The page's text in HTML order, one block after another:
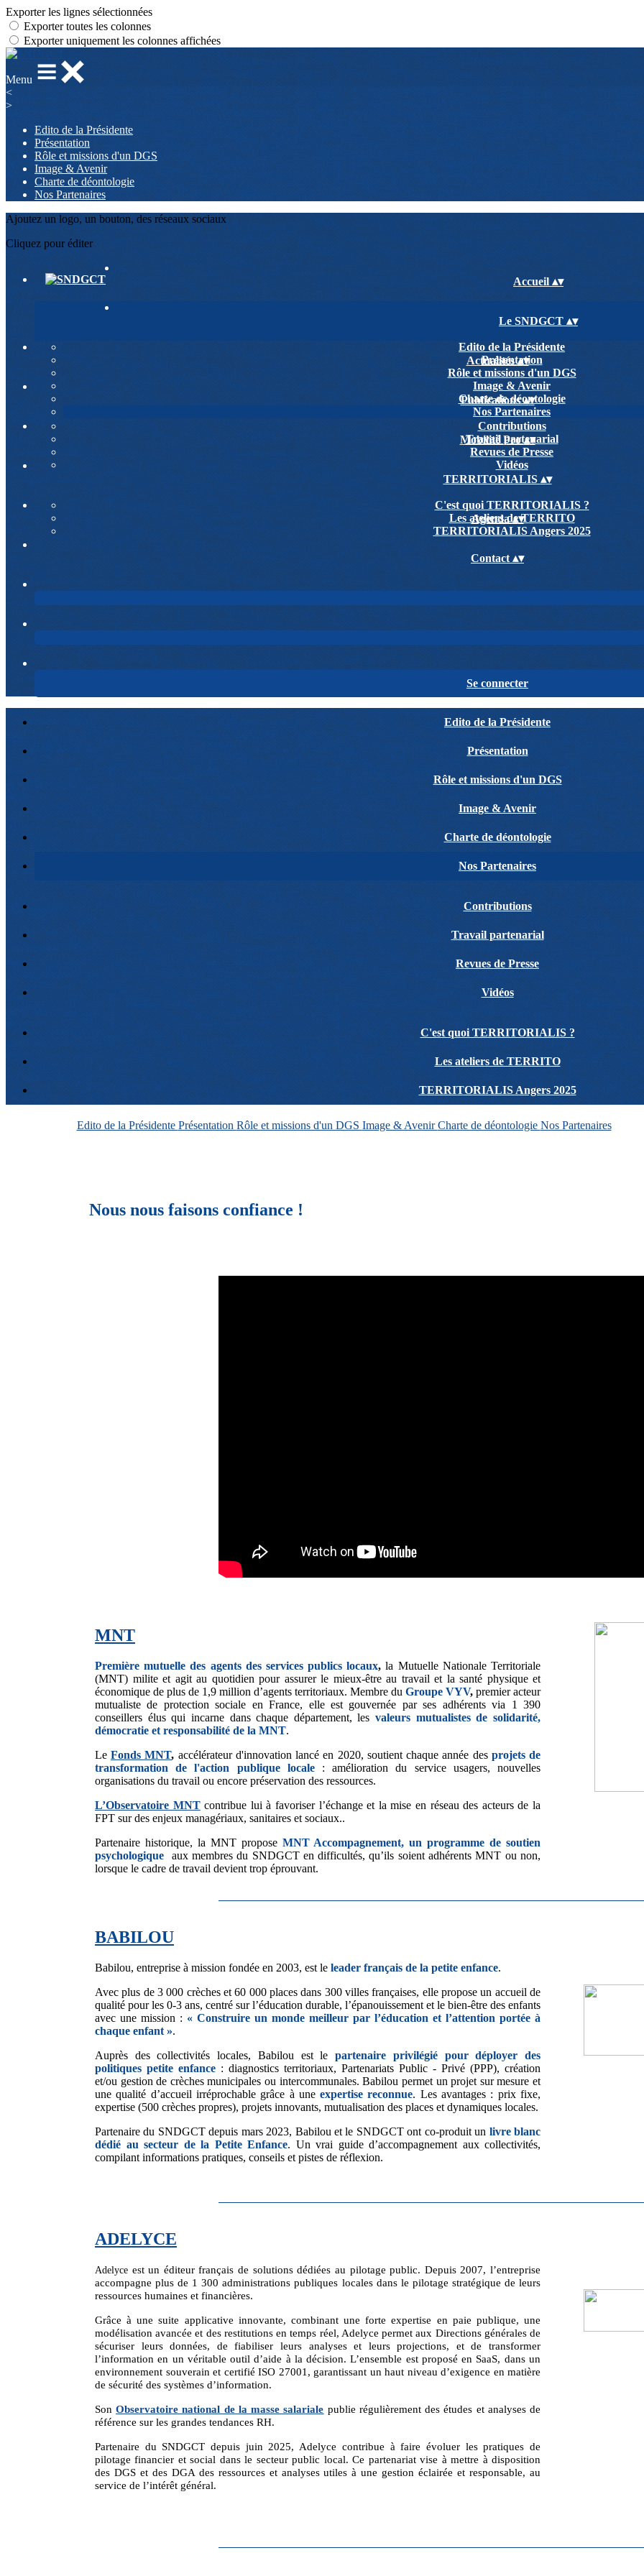
Exporter les lignes sélectionnées
Exporter toutes les colonnes
Exporter uniquement les colonnes affichées
Menu
<
>
Edito de la Présidente
Présentation
Rôle et missions d'un DGS
Image & Avenir
Charte de déontologie
Nos Partenaires
Ajoutez un logo, un bouton, des réseaux sociaux
Cliquez pour éditer
Accueil▴▾
Le SNDGCT ▴▾
Edito de la Présidente
Présentation
Rôle et missions d'un DGS
Image & Avenir
Charte de déontologie
Nos Partenaires
Actualités▴▾
Publications▴▾
Contributions
Travail partenarial
Revues de Presse
Vidéos
Mobilité Pro▴▾
TERRITORIALIS▴▾
C'est quoi TERRITORIALIS ?
Les ateliers de TERRITO
TERRITORIALIS Angers 2025
Agenda▴▾
Contact▴▾
Se connecter
Edito de la Présidente
Présentation
Rôle et missions d'un DGS
Image & Avenir
Charte de déontologie
Nos Partenaires
Contributions
Travail partenarial
Revues de Presse
Vidéos
C'est quoi TERRITORIALIS ?
Les ateliers de TERRITO
TERRITORIALIS Angers 2025
Edito de la Présidente Présentation Rôle et missions d'un DGS Image & AvenirCharte de déontologie Nos Partenaires
Nous nous faisons confiance !
MNT
Première mutuelle des agents des services publics locaux, la Mutuelle Nationale Territoriale
(MNT) milite et agit au quotidien pour assurer le mieux-être au travail et la santé physique et
économique de plus de 1,9 million d’agents territoriaux. Membre du Groupe VYV, premier acteur
mutualiste de protection sociale en France, elle est gouvernée par ses adhérents via 1 390
conseillers élus qui incarne dans chaque département, lesvaleurs mutualistes de solidarité,
démocratie et responsabilité de la MNT.
LeFonds MNT, accélérateur d'innovation lancé en 2020, soutient chaque année des projets de
transformation de l'action publique locale: amélioration du service usagers, nouvelles
organisations du travail ou encore préservation des ressources.
L’Observatoire MNT contribue lui à favoriser l’échange et la mise en réseau des acteurs de la
FPT sur des enjeux managériaux, sanitaires et sociaux..
Partenaire historique, la MNT propose MNT Accompagnement, un programme de soutien
psychologique
aux membres du SNDGCT en difficultés, qu’ils soient adhérents MNT ou non,
lorsque le cadre de travail devient trop éprouvant.
BABILOU
Babilou, entreprise à mission fondée en 2003, est le leader français de la petite enfance.
Avec plus de 3 000 crèches et 60 000 places dans 300 villes françaises, elle propose un accueil de
qualité pour les 0-3 ans, centré sur l’éducation durable, l’épanouissement et le bien-être des enfants
avec une mission : « Construire un monde meilleur par l’éducation et l’attention portée à
chaque enfant ».
Auprès des collectivités locales, Babilou est le partenaire privilégié pour déployer des
politiques petite enfance : diagnostics territoriaux, Partenariats Public - Privé (PPP), création
et/ou gestion de crèches municipales ou intercommunales. Babilou permet un projet sur mesure et
une qualité d’accueil irréprochable grâce à uneexpertise reconnue. Les avantages : prix fixe,
expertise (500 crèches propres), projets innovants, mutualisation des places et dynamiques locales.
Partenaire du SNDGCT depuis mars 2023, Babilou et le SNDGCT ont co-produit un livre blanc
dédié au secteur de la Petite Enfance. Un vrai guide d’accompagnement aux collectivités,
compilant informations pratiques, conseils et pistes de réflexion.
ADELYCE
Adelyce est un éditeur français de solutions dédiées au pilotage public. Depuis 2007, l’entreprise
accompagne plus de 1 300 administrations publiques locales dans le pilotage stratégique de leurs
ressources humaines et financières.
Grâce à une suite applicative innovante, combinant une forte expertise en paie publique, une
modélisation avancée et des restitutions en temps réel, Adelyce permet aux Directions générales de
sécuriser leurs données, de fiabiliser leurs analyses et leurs projections, et de transformer
l’information en un véritable outil d’aide à la décision. L’ensemble est proposé en SaaS, dans un
environnement souverain et certifié ISO 27001, garantissant un haut niveau d’exigence en matière
de sécurité des systèmes d’information.
SonObservatoire national de la masse salariale publie régulièrement des études et analyses de
référence sur les grandes tendances RH.
Partenaire du SNDGCT depuis juin 2025, Adelyce contribue à faire évoluer les pratiques de
pilotage financier et social dans le secteur public local. Ce partenariat vise à mettre à disposition
des DGS et des DGA des ressources et analyses utiles à une gestion éclairée et responsable, au
service de l’intérêt général.